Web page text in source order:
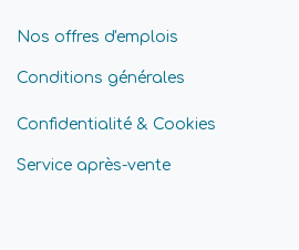
Nos offres d'emplois
Conditions générales
Confidentialité & Cookies
Service après-vente